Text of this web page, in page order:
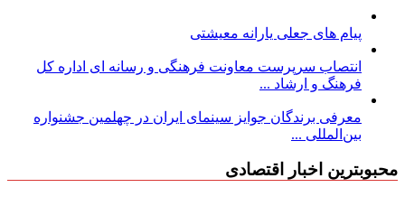
پیام های جعلی یارانه معیشتی
انتصاب سرپرست معاونت فرهنگی و رسانه ای اداره کل
فرهنگ و ارشاد ...
معرفی برندگان جوایز سینمای ایران در چهلمین جشنواره
بین‌المللی ...
محبوبترین اخبار اقتصادی